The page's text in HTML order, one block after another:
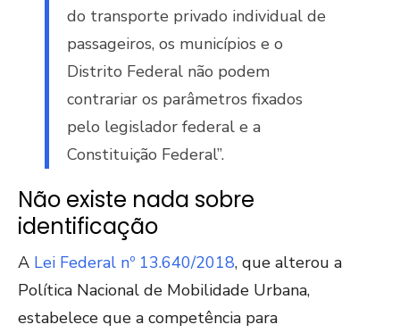
do transporte privado individual de
passageiros, os municípios e o
Distrito Federal não podem
contrariar os parâmetros fixados
pelo legislador federal e a
Constituição Federal”.
Não existe nada sobre
identificação
A Lei Federal nº 13.640/2018, que alterou a
Política Nacional de Mobilidade Urbana,
estabelece que a competência para